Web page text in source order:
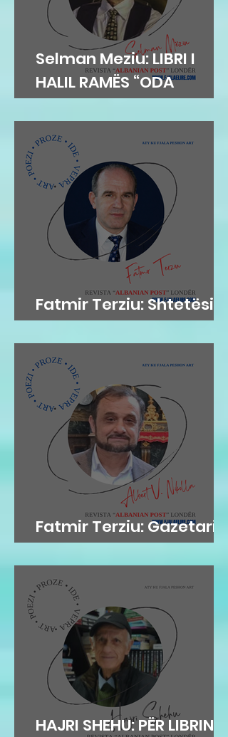
Selman Meziu: LIBRI I
HALIL RAMËS “ODA
DIBRANE”
Fatmir Terziu: Shtetësia
britanike sipas lindjes
Fatmir Terziu: Gazetari si
kujtesë, poezia si atdhe
HAJRI SHEHU: PËR LIBRIN E